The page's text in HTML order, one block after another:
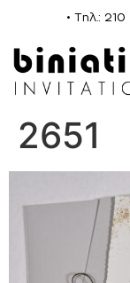
• Τηλ.:
2651